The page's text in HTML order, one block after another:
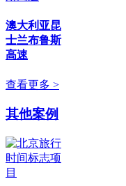
澳大利亚昆
士兰布鲁斯
高速
查看更多 >
其他案例